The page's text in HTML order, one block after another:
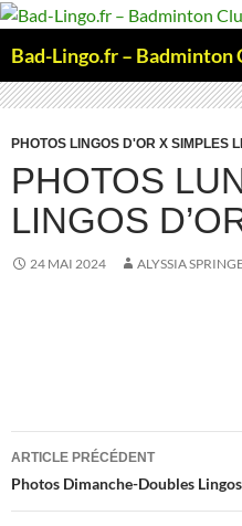
Aller
contenu
PHOTOS LINGOS D'OR X SIMPLES
PHOTOS
LINGOS
24 MAI 2024 ALYSSIA
Navigation
des
ARTICLE PRÉCÉDENT
Photos Dimanche-Doubles Lingos